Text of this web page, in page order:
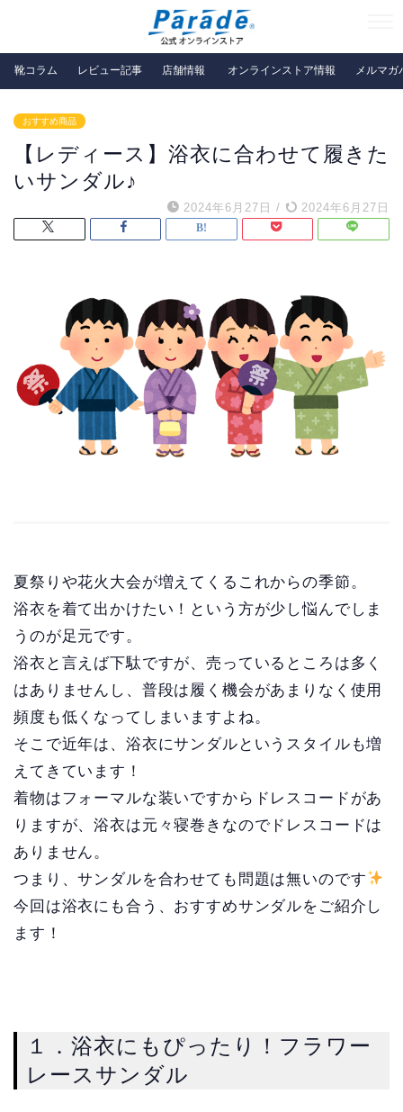
靴コラム レビュー記事 店舗情報 オンラインストア情報 メルマガ
おすすめ商品
【レディース】浴衣に合わせて履きた
いサンダル♪
2024年6月27日 / 2024年6月27日
夏祭りや花火大会が増えてくるこれからの季節。
浴衣を着て出かけたい！という方が少し悩んでしま
うのが足元です。
浴衣と言えば下駄ですが、売っているところは多く
はありませんし、普段は履く機会があまりなく使用
頻度も低くなってしまいますよね。
そこで近年は、浴衣にサンダルというスタイルも増
えてきています！
着物はフォーマルな装いですからドレスコードがあ
りますが、浴衣は元々寝巻きなのでドレスコードは
ありません。
つまり、サンダルを合わせても問題は無いのです
今回は浴衣にも合う、おすすめサンダルをご紹介し
ます！
１．浴衣にもぴったり！フラワー
レースサンダル